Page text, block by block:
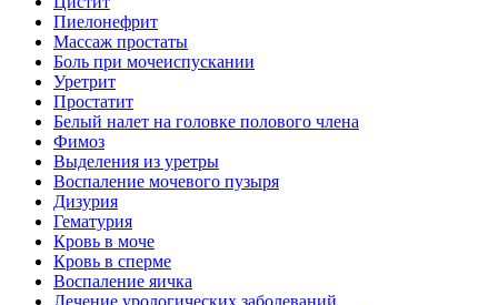
Пиелонефрит
Массаж простаты
Боль при мочеиспускании
Уретрит
Простатит
Белый налет на головке полового члена
Фимоз
Выделения из уретры
Воспаление мочевого пузыря
Дизурия
Гематурия
Кровь в моче
Кровь в сперме
Воспаление яичка